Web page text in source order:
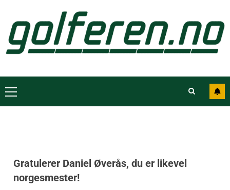
Gratulerer Daniel Øverås, du er likevel
norgesmester!